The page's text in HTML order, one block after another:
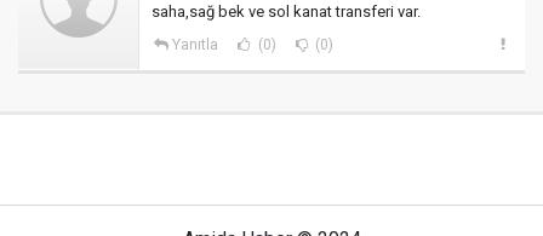
saha,sağ bek ve sol kanat transferi var.
Yanıtla (0) (0)